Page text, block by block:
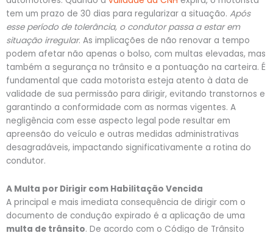
tem um prazo de 30 dias para regularizar a situação. Após
esse período de tolerância, o condutor passa a estar em
situação irregular. As implicações de não renovar a tempo
podem afetar não apenas o bolso, com multas elevadas, mas
também a segurança no trânsito e a pontuação na carteira. É
fundamental que cada motorista esteja atento à data de
validade de sua permissão para dirigir, evitando transtornos e
garantindo a conformidade com as normas vigentes. A
negligência com esse aspecto legal pode resultar em
apreensão do veículo e outras medidas administrativas
desagradáveis, impactando significativamente a rotina do
condutor.
A Multa por Dirigir com Habilitação Vencida
A principal e mais imediata consequência de dirigir com o
documento de condução expirado é a aplicação de uma
multa de trânsito. De acordo com o Código de Trânsito